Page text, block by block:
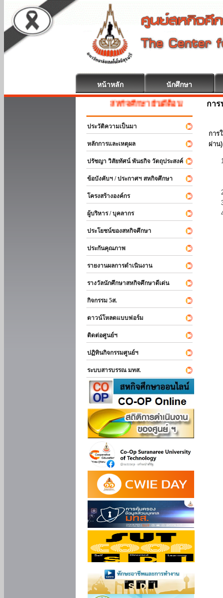
หน้าหลัก นักศึกษา
สหกิจศึกษา ยินดีต้อนรับ
ประวัติความเป็นมา
หลักการและเหตุผล
ปรัชญา วิสัยทัศน์ พันธกิจ วัตถุประสงค์
ข้อบังคับฯ / ประกาศฯ สหกิจศึกษา
โครงสร้างองค์กร
ผู้บริหาร / บุคลากร
ประโยชน์ของสหกิจศึกษา
ประกันคุณภาพ
รายงานผลการดำเนินงาน
รางวัลนักศึกษาสหกิจศึกษาดีเด่น
กิจกรรม 5ส.
ดาวน์โหลดแบบฟอร์ม
ติดต่อศูนย์ฯ
ปฏิทินกิจกรรมศูนย์ฯ
ระบบสารบรรณ มทส.
กา
การ
ผ่าน